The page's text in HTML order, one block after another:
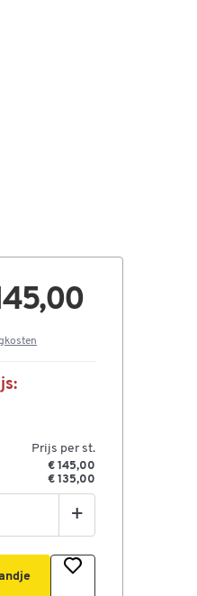
Prijs per st.
€ 145,00
€ 135,00
+